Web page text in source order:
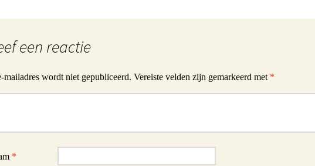
een reactie
mailadres wordt niet gepubliceerd. Vereiste velden zijn gemarkeerd met *
*